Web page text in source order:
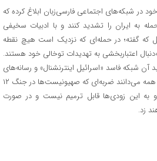
در شبکه‌های اجتماعی فارسی‌زبان ابلاغ کرده که
به ایران را تشدید کنند و با ادبیات سخیفی
که گفته؛ در حمله‌ای که نزدیک است هیچ نقطه
اعتباربخشی به تهدیدات توخالی خود هستند.
آن شبکه فاسد «اسرائیل اینترنشنال» و رسانه‌های
وابسته به پهلوی است. در حالی که همه می‌دانند ضربه‌ای که صهیونیست‌ها در جنگ ۱۲
به این زودی‌ها قابل ترمیم نیست و در صورت
زد.